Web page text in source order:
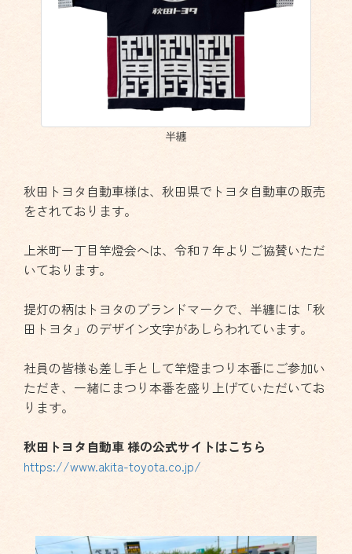
半纏
秋田トヨタ自動車様は、秋田県でトヨタ自動車の販売
をされております。
上米町一丁目竿燈会へは、令和７年よりご協賛いただ
いております。
提灯の柄はトヨタのブランドマークで、半纏には「秋
田トヨタ」のデザイン文字があしらわれています。
社員の皆様も差し手として竿燈まつり本番にご参加い
ただき、一緒にまつり本番を盛り上げていただいてお
ります。
秋田トヨタ自動車 様の公式サイトはこちら
https://www.akita-toyota.co.jp/